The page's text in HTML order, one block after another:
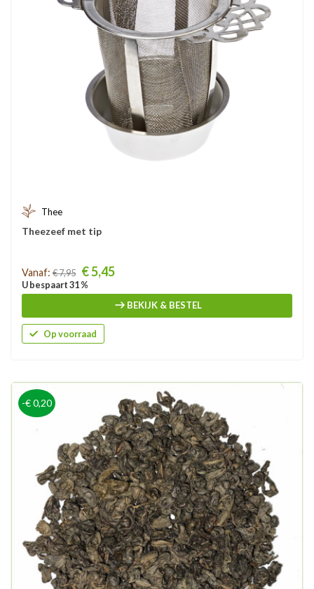
Thee
Theezeef met tip
Prijs
Vanaf: € 7,95 € 5,45
U bespaart 31 %
BEKIJK & BESTEL
Op voorraad
-€ 0,20